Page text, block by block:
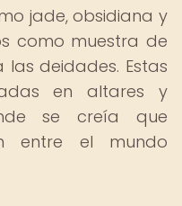
jade, obsidiana y
como muestra de
deidades. Estas
en altares y
se creía que
entre el mundo